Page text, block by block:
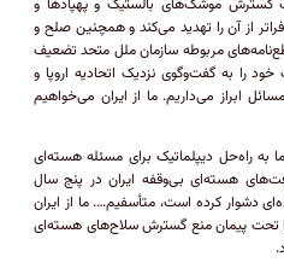
گسترش موشک‌های بالستیک و پهپاد‌ها و
از آن را تهدید می‌کند و همچنین صلح و
مربوطه سازمان ملل متحد تضعیف
را به گفت‌وگوی نزدیک اتحادیه اروپا و
ابراز می‌داریم. ما از ایران می‌خواهیم
به راه‌حل دیپلماتیک برای مسئله هسته‌ای
هسته‌ای بی‌وقفه ایران در پنج سال
دشوار کرده است، متأسفیم…. ما از ایران
تحت پیمان منع گسترش سلاح‌های هسته‌ای